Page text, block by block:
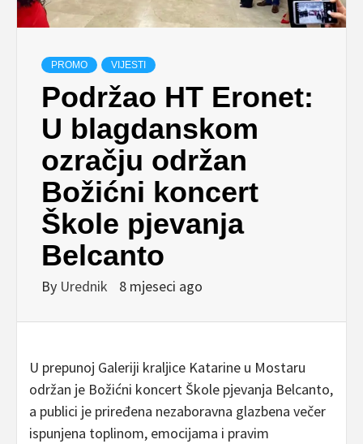
PROMO VIJESTI
Podržao HT Eronet:
U blagdanskom
ozračju održan
Božićni koncert
Škole pjevanja
Belcanto
By Urednik 8 mjeseci ago
U prepunoj Galeriji kraljice Katarine u Mostaru
održan je Božićni koncert Škole pjevanja Belcanto,
a publici je priređena nezaboravna glazbena večer
ispunjena toplinom, emocijama i pravim